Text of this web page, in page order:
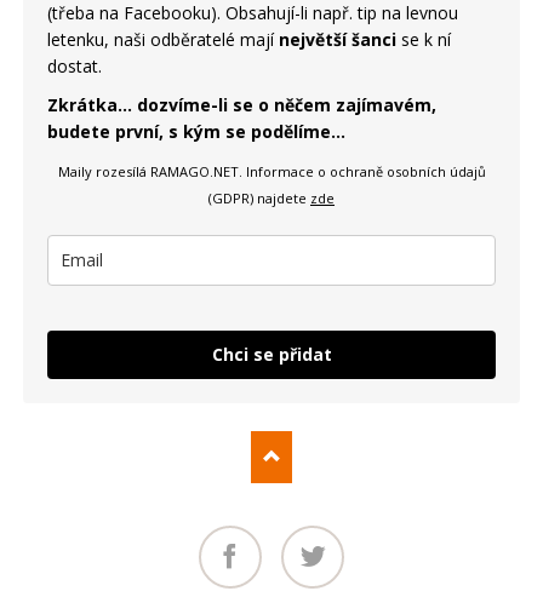
(třeba na Facebooku). Obsahují-li např. tip na levnou
letenku, naši odběratelé mají největší šanci se k ní
dostat.
Zkrátka... dozvíme-li se o něčem zajímavém,
budete první, s kým se podělíme...
Maily rozesílá RAMAGO.NET. Informace o ochraně osobních údajů
(GDPR) najdete zde
Chci se přidat